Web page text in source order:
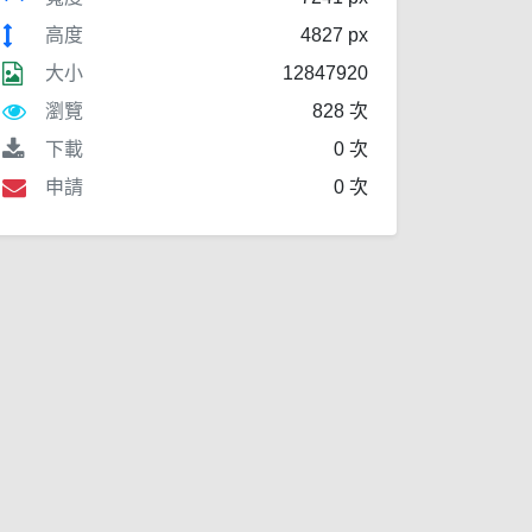
高度
4827 px
大小
12847920
瀏覽
828 次
下載
0 次
申請
0 次